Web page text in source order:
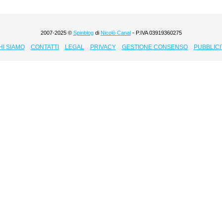
2007-2025 © Spinblog di Nicolò Canal - P.IVA 03919360275
SIAMO CONTATTI LEGAL PRIVACY GESTIONE CONSENSO